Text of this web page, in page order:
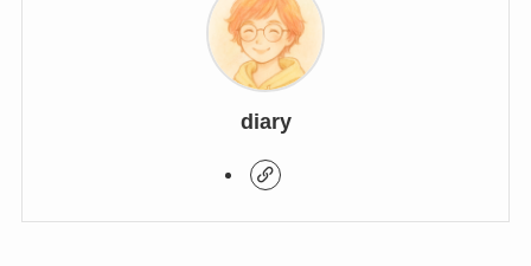
diary